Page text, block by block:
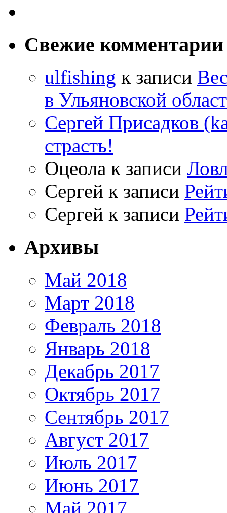
Свежие комментарии
ulfishing к записи
в Ульяновской
Сергей Присадков
страсть!
Оцеола к записи
Сергей к записи
Сергей к записи
Архивы
Май 2018
Март 2018
Февраль 2018
Январь 2018
Декабрь 2017
Октябрь 2017
Сентябрь 2017
Август 2017
Июль 2017
Июнь 2017
Май 2017